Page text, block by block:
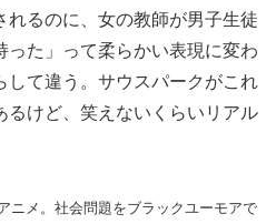
れるのに、女の教師が男子生徒
った」って柔らかい表現に変わ
して違う。サウスパークがこれ
るけど、笑えないくらいリアル
ニメ。社会問題をブラックユーモアで